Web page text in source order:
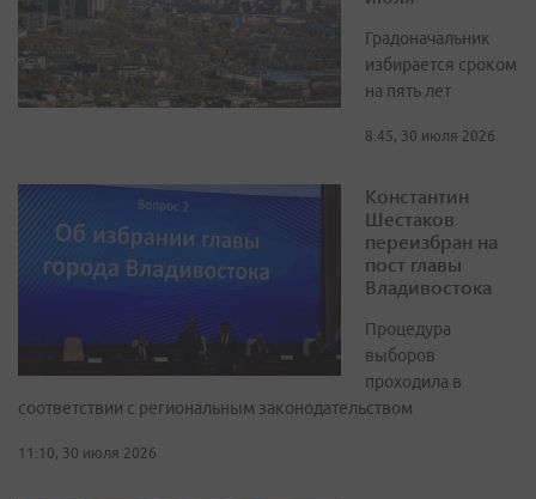
Градоначальник
избирается сроком
на пять лет
8:45, 30 июля 2026
Константин
Шестаков
переизбран на
пост главы
Владивостока
Процедура
выборов
проходила в
соответствии с региональным законодательством
11:10, 30 июля 2026